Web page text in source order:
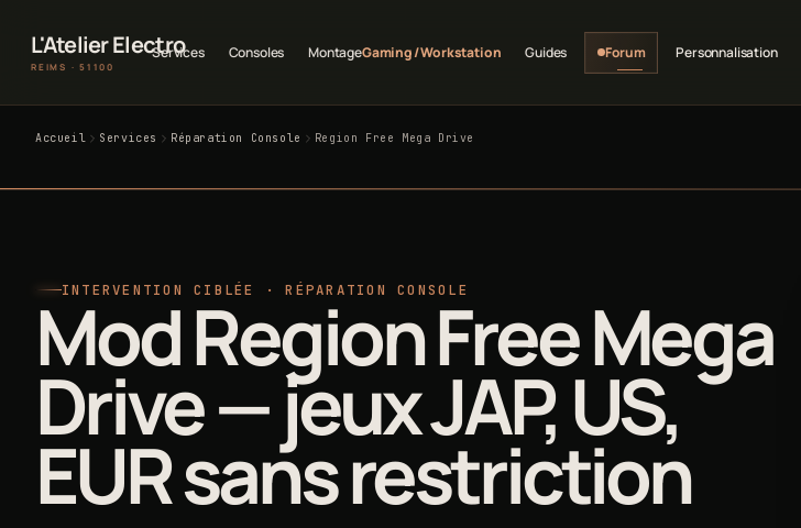
L'Atelier Electro
REIMS · 51100
Services Consoles MontageGaming / Workstation Guides Forum Personnalisation
Accueil Services Réparation Console Region Free Mega Drive
INTERVENTION CIBLÉE · RÉPARATION CONSOLE
Mod Region Free Mega
Drive — jeux JAP, US,
EUR sans restriction